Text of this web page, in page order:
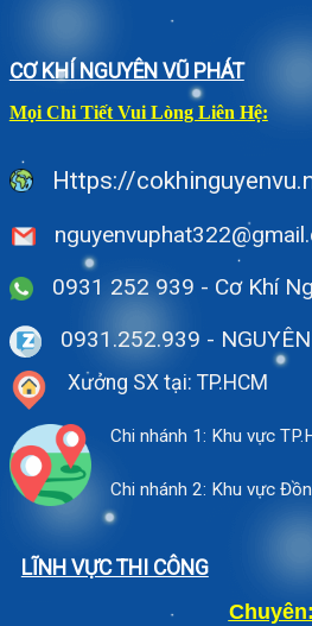
CƠ KHÍ NGUYÊN VŨ PHÁT
Mọi Chi Tiết Vui Lòng Liên Hệ:
Https://
0931 252 939 - Cơ Khí
0931.252.939 -
Xưởng SX tại: TP.HCM
Chi nhánh 1: Khu vực
Chi nhánh 2: Khu vực
LĨNH VỰC THI CÔNG
Chuyên: